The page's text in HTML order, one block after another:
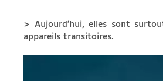
> Aujourd’hui, elles sont
appareils transitoires.